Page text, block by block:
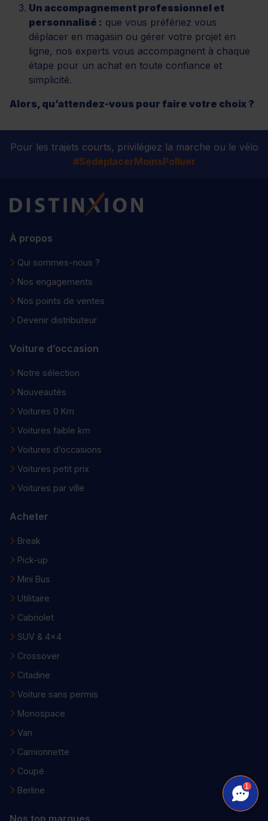
Un accompagnement professionnel et
personnalisé : que vous préfériez vous
déplacer en magasin ou gérer votre projet en
ligne, nos experts vous accompagnent à chaque
étape pour un achat en toute confiance et
simplicité.
Alors, qu’attendez-vous pour faire votre choix ?
Pour les trajets courts, privilégiez la marche ou le vélo
#SedéplacerMoinsPolluer
Distinxion
À propos
Qui sommes-nous ?
Nos engagements
Nos points de ventes
Devenir distributeur
Voiture d’occasion
Notre sélection
Nouveautés
Voitures 0 Km
Voitures faible km
Voitures d’occasions
Voitures petit prix
Voitures par ville
Acheter
Break
Pick-up
Mini Bus
Utilitaire
Cabriolet
SUV & 4x4
Crossover
Citadine
Voiture sans permis
Monospace
Van
Camionnette
Coupé
Berline
Nos top marques
1